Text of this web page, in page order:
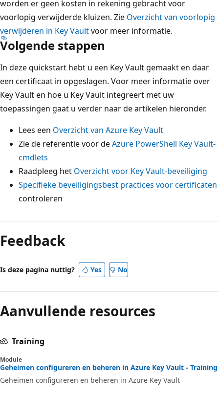
worden er geen kosten in rekening gebracht voor
voorlopig verwijderde kluizen. Zie Overzicht van voorlopig
verwijderen in Key Vaultvoor meer informatie.
Volgende stappen
In deze quickstart hebt u een Key Vault gemaakt en daar
een certificaat in opgeslagen. Voor meer informatie over
Key Vault en hoe u Key Vault integreert met uw
toepassingen gaat u verder naar de artikelen hieronder.
Lees een Overzicht van Azure Key Vault
Zie de referentie voor deAzure PowerShell Key Vault-
cmdlets
Raadpleeg het Overzicht voor Key Vault-beveiliging
Specifieke beveiligingsbest practices voor certificaten
controleren
Feedback
Is deze pagina nuttig? Yes No
Aanvullende resources
Training
Module
Geheimen configureren en beheren in Azure Key Vault - Training
Geheimen configureren en beheren in Azure Key Vault